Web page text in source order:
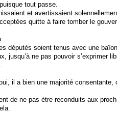
tout passe.
et avertissaient
quitte à faire tomber le
députés soient tenus avec une
jusqu’à ne pas pouvoir s’exprimer
il a bien une majorité consentante,
de ne pas étre reconduits aux